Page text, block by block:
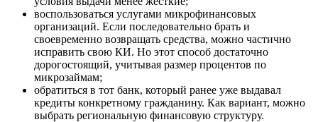
воспользоваться услугами микрофинансовых
организаций. Если последовательно брать и
своевременно возвращать средства, можно частично
исправить свою КИ. Но этот способ достаточно
дорогостоящий, учитывая размер процентов по
микрозаймам;
обратиться в тот банк, который ранее уже выдавал
кредиты конкретному гражданину. Как вариант, можно
выбрать региональную финансовую структуру.